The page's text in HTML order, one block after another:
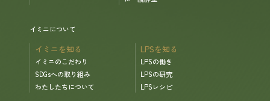
イミニについて
イミニを知る
イミニのこだわり
SDGsへの取り組み
わたしたちについて
LPSを知る
LPSの働き
LPSの研究
LPSレシピ